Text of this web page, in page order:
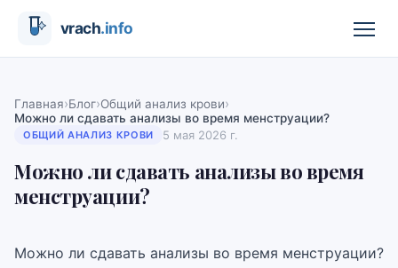
Главная›Блог›Общий анализ крови›
Можно ли сдавать анализы во время менструации?
ОБЩИЙ АНАЛИЗ КРОВИ 5 мая 2026 г.
Можно ли сдавать анализы во время
менструации?
Можно ли сдавать анализы во время менструации?